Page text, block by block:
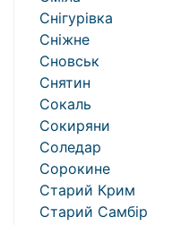
Снігурівка
Сніжне
Сновськ
Снятин
Сокаль
Сокиряни
Соледар
Сорокине
Старий Крим
Старий Самбір